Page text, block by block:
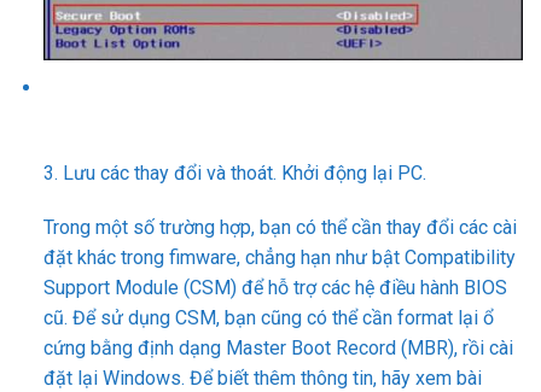
3. Lưu các thay đổi và thoát. Khởi động lại PC.
Trong một số trường hợp, bạn có thể cần thay đổi các cài
đặt khác trong fimware, chẳng hạn như bật Compatibility
Support Module (CSM) để hỗ trợ các hệ điều hành BIOS
cũ. Để sử dụng CSM, bạn cũng có thể cần format lại ổ
cứng bằng định dạng Master Boot Record (MBR), rồi cài
đặt lại Windows. Để biết thêm thông tin, hãy xem bài